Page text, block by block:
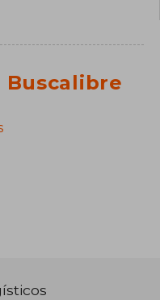
Buscalibre